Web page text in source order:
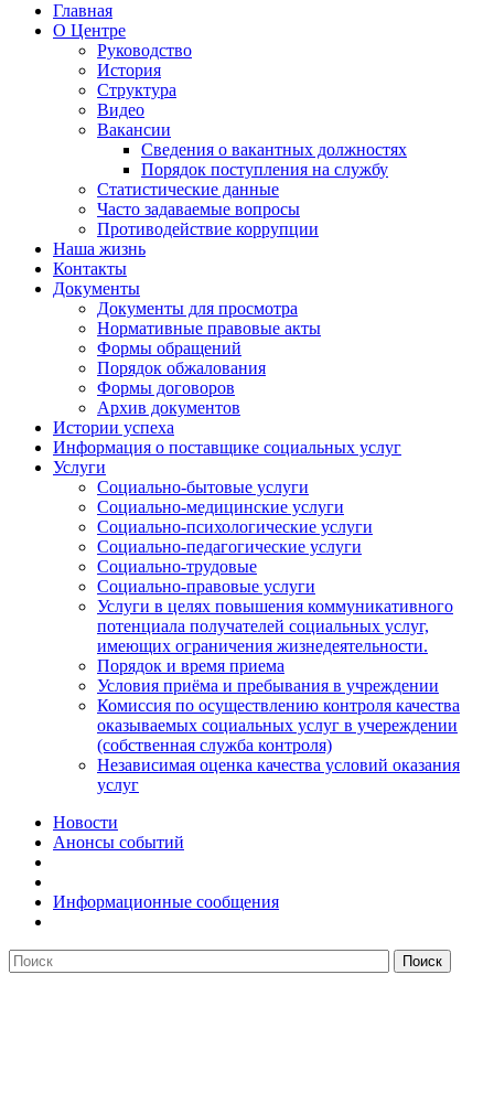
Главная
О Центре
Руководство
История
Структура
Видео
Вакансии
Сведения о вакантных должностях
Порядок поступления на службу
Статистические данные
Часто задаваемые вопросы
Противодействие коррупции
Наша жизнь
Контакты
Документы
Документы для просмотра
Нормативные правовые акты
Формы обращений
Порядок обжалования
Формы договоров
Архив документов
Истории успеха
Информация о поставщике социальных услуг
Услуги
Социально-бытовые услуги
Социально-медицинские услуги
Социально-психологические услуги
Социально-педагогические услуги
Социально-трудовые
Социально-правовые услуги
Услуги в целях повышения коммуникативного
потенциала получателей социальных услуг,
имеющих ограничения жизнедеятельности.
Порядок и время приема
Условия приёма и пребывания в учреждении
Комиссия по осуществлению контроля качества
оказываемых социальных услуг в учереждении
(собственная служба контроля)
Независимая оценка качества условий оказания
услуг
Новости
Анонсы событий
Информационные сообщения